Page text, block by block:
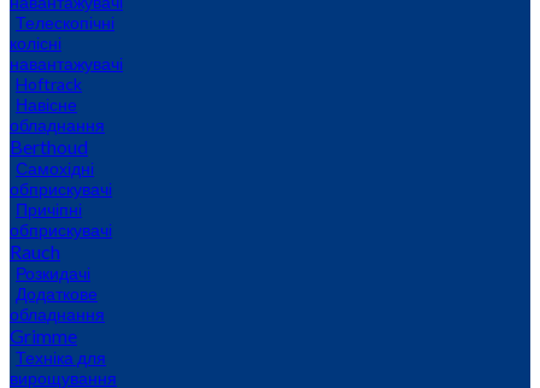
Телескопічні
колісні
навантажувачі
Hoftrack
Навісне
обладнання
Berthoud
Самохідні
обприскувачі
Причіпні
обприскувачі
Rauch
Розкидачі
Додаткове
обладнання
Grimme
Техніка для
вирощування